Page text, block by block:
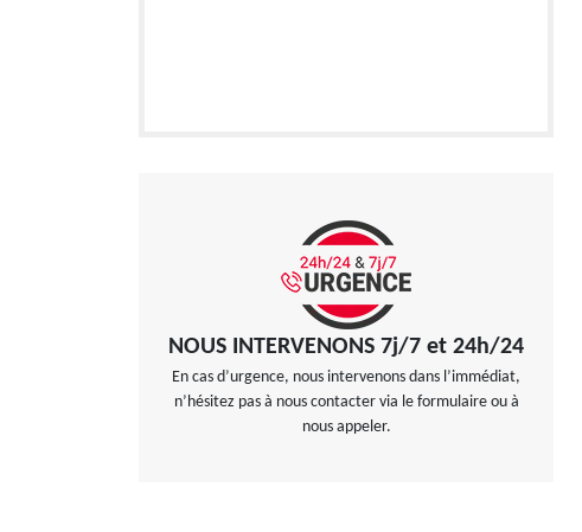
NOUS INTERVENONS 7j/7 et 24h/24
En cas d’urgence, nous intervenons dans l’immédiat,
n’hésitez pas à nous contacter via le formulaire ou à
nous appeler.